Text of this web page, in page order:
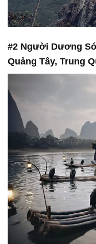
#2 Người Dương
Quảng Tây, Trung